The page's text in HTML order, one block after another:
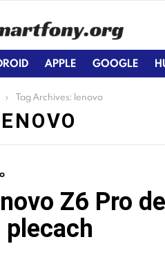
APPLE GOOGLE
here:
Tag Archives: lenovo
Z6 Pro
plecach